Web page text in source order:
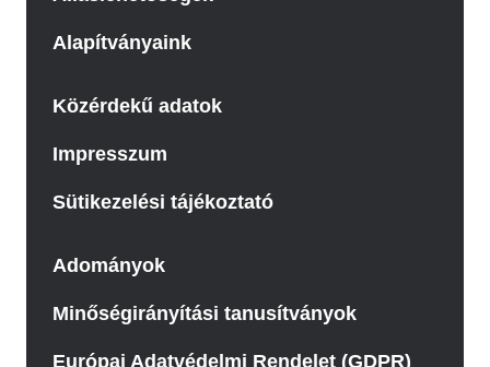
Alapítványaink
Közérdekű adatok
Impresszum
Sütikezelési tájékoztató
Adományok
Minőségirányítási tanusítványok
Európai Adatvédelmi Rendelet (GDPR)